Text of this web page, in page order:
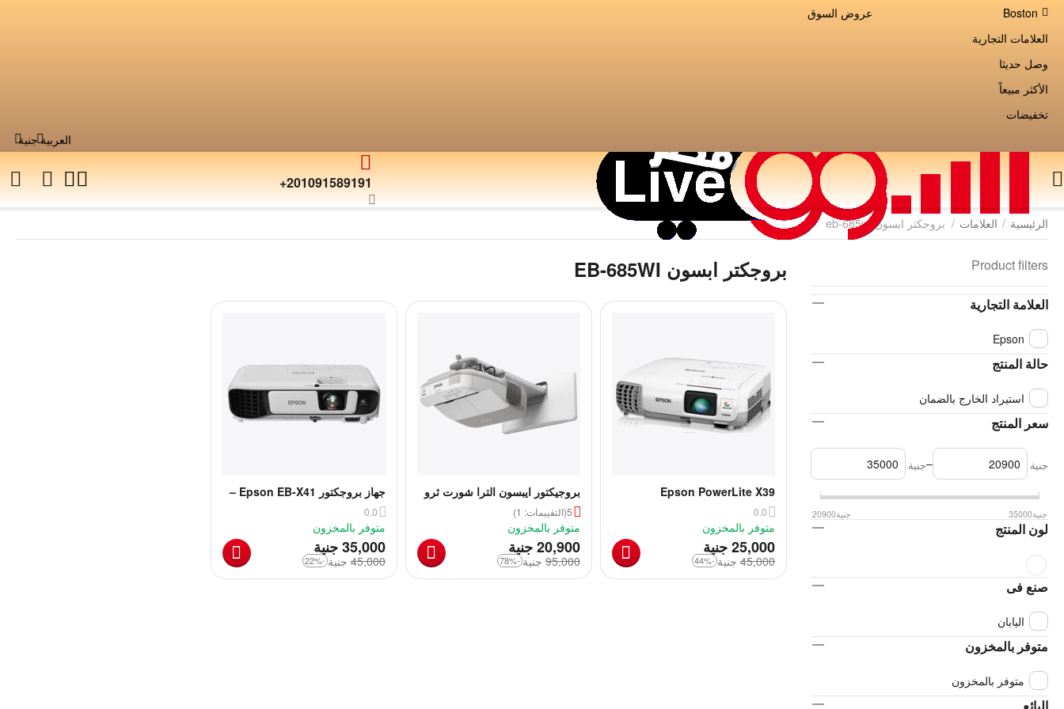
Boston
عروض السوق
العلامات التجارية
وصل حديثا
الأكثر مبيعاً
تخفيضات
جنيةالعربية
+201091589191
الرئيسية / العلامات / بروجكتر ابسون eb-685wi
بروجكتر ابسون EB-685WI
Epson PowerLite X39
Projector
0.0
متوفر بالمخزون
جنية25,000
جنية 45,000
-44%
بروجيكتور ايبسون الترا شورت ثرو
PowerLite 685W Projector
5(التقييمات: 1)
متوفر بالمخزون
جنية20,900
جنية 95,000
-78%
جهاز بروجكتور Epson EB-X41 –
دقة عالية وأداء موثوق
0.0
متوفر بالمخزون
جنية35,000
جنية 45,000
-22%
Product filters
العلامة التجارية
Epson
حالة المنتج
استيراد الخارج بالضمان
سعر المنتج
جنية –جنية
جنية20900 جنية35000
لون المنتج
صنع فى
اليابان
متوفر بالمخزون
متوفر بالمخزون